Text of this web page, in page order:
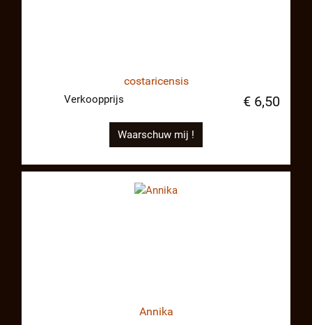
costaricensis
Verkoopprijs € 6,50
Waarschuw mij !
Annika